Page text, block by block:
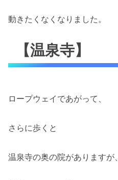
動きたくなくなりました。
【温泉寺】
ロープウェイであがって、
さらに歩くと
温泉寺の奥の院がありますが、